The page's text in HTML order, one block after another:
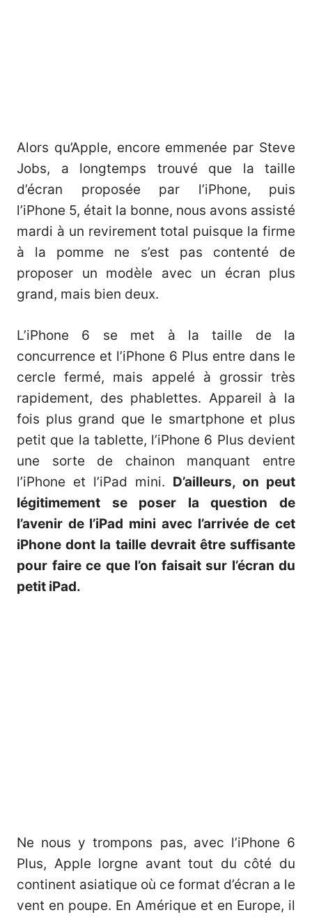
Alors qu’Apple, encore emmenée par Steve
Jobs, a longtemps trouvé que la taille
d’écran proposée par l’iPhone, puis
l’iPhone 5, était la bonne, nous avons assisté
mardi à un revirement total puisque la firme
à la pomme ne s’est pas contenté de
proposer un modèle avec un écran plus
grand, mais bien deux.
L’iPhone 6 se met à la taille de la
concurrence et l’iPhone 6 Plus entre dans le
cercle fermé, mais appelé à grossir très
rapidement, des phablettes. Appareil à la
fois plus grand que le smartphone et plus
petit que la tablette, l’iPhone 6 Plus devient
une sorte de chainon manquant entre
l’iPhone et l’iPad mini. D’ailleurs, on peut
légitimement se poser la question de
l’avenir de l’iPad mini avec l’arrivée de cet
iPhone dont la taille devrait être suffisante
pour faire ce que l’on faisait sur l’écran du
petit iPad.
Ne nous y trompons pas, avec l’iPhone 6
Plus, Apple lorgne avant tout du côté du
continent asiatique où ce format d’écran a le
vent en poupe. En Amérique et en Europe, il